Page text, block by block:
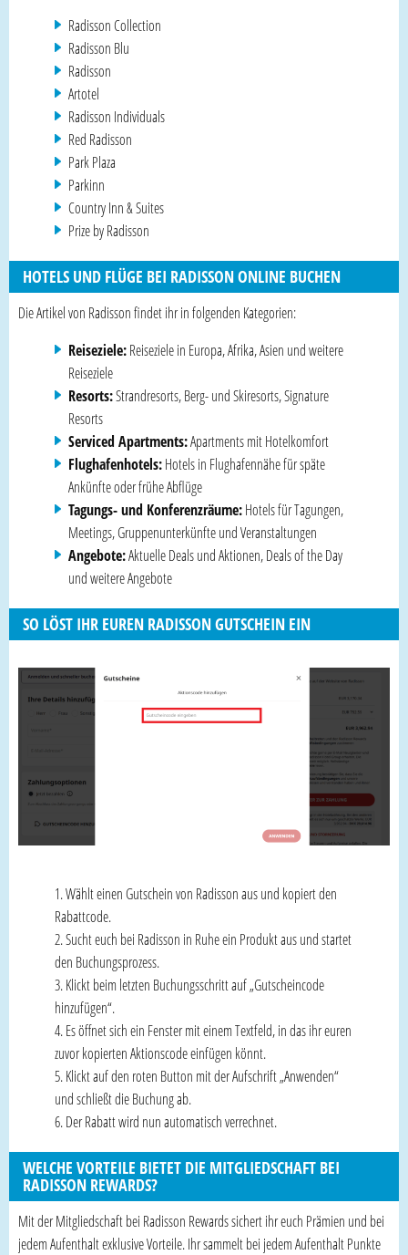
Radisson Collection
Radisson Blu
Radisson
Artotel
Radisson Individuals
Red Radisson
Park Plaza
Parkinn
Country Inn & Suites
Prize by Radisson
HOTELS UND FLÜGE BEI RADISSON ONLINE BUCHEN
Die Artikel von Radisson findet ihr in folgenden Kategorien:
Reiseziele:Reiseziele in Europa, Afrika, Asien und weitere
Reiseziele
Resorts:Strandresorts, Berg- und Skiresorts, Signature
Resorts
Serviced Apartments:Apartments mit Hotelkomfort
Flughafenhotels:Hotels in Flughafennähe für späte
Ankünfte oder frühe Abflüge
Tagungs- und Konferenzräume:Hotels für Tagungen,
Meetings, Gruppenunterkünfte und Veranstaltungen
Angebote:Aktuelle Deals und Aktionen, Deals of the Day
und weitere Angebote
SO LÖST IHR EUREN RADISSON GUTSCHEIN EIN
Wählt einen Gutschein von Radisson aus und kopiert den
Rabattcode.
Sucht euch bei Radisson in Ruhe ein Produkt aus und startet
den Buchungsprozess.
Klickt beim letzten Buchungsschritt auf „Gutscheincode
hinzufügen“.
Es öffnet sich ein Fenster mit einem Textfeld, in das ihr euren
zuvor kopierten Aktionscode einfügen könnt.
Klickt auf den roten Button mit der Aufschrift „Anwenden“
und schließt die Buchung ab.
Der Rabatt wird nun automatisch verrechnet.
WELCHE VORTEILE BIETET DIE MITGLIEDSCHAFT BEI
RADISSON REWARDS?
Mit der Mitgliedschaft bei Radisson Rewards sichert ihr euch Prämien und bei
jedem Aufenthalt exklusive Vorteile. Ihr sammelt bei jedem Aufenthalt Punkte